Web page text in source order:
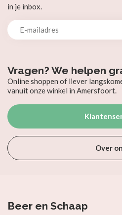
Vragen? We helpen
Online shoppen of liever
vanuit onze winkel in Amersfoort.
Over
in je inbox.
Beer en Schaap